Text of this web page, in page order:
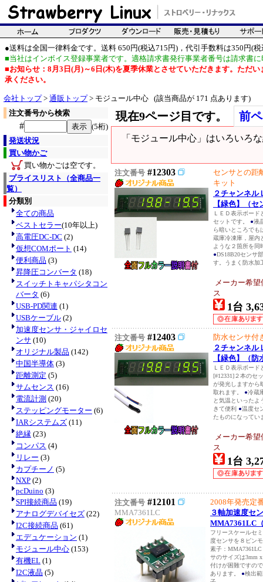
●送料は全国一律料金です。送料 650円(税込715円)，代引手数料は350円(税
■当社はインボイス登録事業者です。適格請求書発行事業者番号は請求書
■お知らせ：8月3日(月)～6日(木)を夏季休業とさせていただきます。ただ
承ください。
会社トップ> 通販トップ> モジュール中心 (該当商品が 171 点あります)
注文番号から検索
#
(5桁)
発送状況
買い物かご
買い物かごは空です。
プライスリスト（全商品一
覧）
分類別
全ての商品
ベストセラー(10年以上)
高電圧DC-DC (2)
仮想COMポート (14)
便利商品 (3)
昇降圧コンバータ (18)
スイッチトキャパシタコン
バータ (6)
USB-PD関連 (1)
USBケーブル (2)
加速度センサ・ジャイロセ
ンサ (10)
オリジナル製品 (142)
中国半導体 (3)
距離測定 (5)
サムセンス (16)
電流計測 (20)
ステッピングモーター (6)
IARシステムズ (11)
絶縁 (23)
コンパス (4)
リレー (3)
カプチーノ (5)
NXP (2)
pcDuino (3)
SPI接続商品 (19)
アナログデバイセズ (22)
I2C接続商品 (61)
エデュケーション (1)
モジュール中心 (153)
有機EL (1)
I2C液晶 (5)
現在9ページ目です。 前
「モジュール中心」はいろいろ
注文番号 #12303
センサとの距
キット
２チャンネル
【緑色】（
ＬＥＤ表示ボード
セットです。 ●液
ら暗いところで
蔵庫冷凍庫，屋内
ような２箇所を同
●DS18B20センサ
す。うまく防水加
メーカー希
ス
1台
注文番号 #12403
防水センサ付
２チャンネル
【緑色】（
ＬＥＤ表示ボード
[#12331]２本のセ
が発光しますから
取れます。 ●冷蔵
と気温といったよ
きて便利 ●温度セ
たものになってい
メーカー希
ス
1台
注文番号 #12101
MMA7361LC
2008年発売定
３軸加速度セ
MMA7361LC
フリースケールセ
度センサを８ピン
素子：
サのサイズは3mm
付けが困難ですの
あります。 ●検出範